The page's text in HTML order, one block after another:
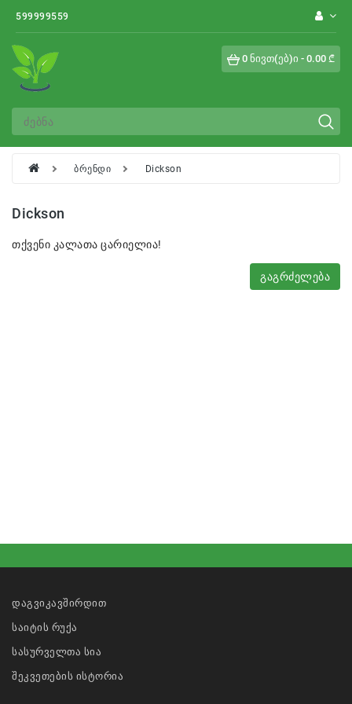
599999559
0 ნივთ(ებ)ი - 0.00 ₾
Category
Ხვიარა
Ფლორიბუნდა
Ჩაის
Შრაბი
Გრანდიფლორა
ბრენდი Dickson
Dickson
თქვენი კალათა ცარიელია!
Გაგრძელება
დაგვიკავშირდით
საიტის რუქა
სასურველთა სია
შეკვეთების ისტორია